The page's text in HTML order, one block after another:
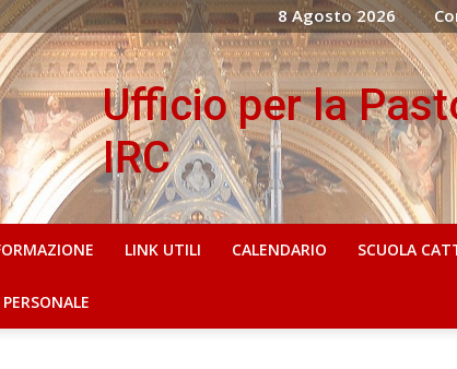
8 Agosto 2026
Ufficio per la
IRC
LINK UTILI CALENDARIO SCUOLA